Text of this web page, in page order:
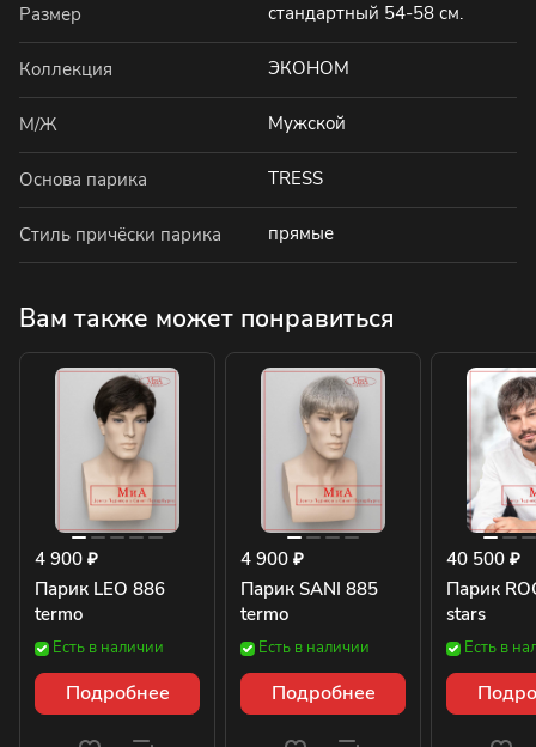
Размер стандартный 54-58 см.
Коллекция ЭКОНОМ
М/Ж Мужской
Основа парика TRESS
Стиль причёски парика прямые
Вам также может понравиться
4 900 ₽
Парик LEO 886
termo
Есть в наличии
Подробнее
4 900 ₽
Парик SANI 885
termo
Есть в наличии
Подробнее
40 500 ₽
Парик
stars
Есть в